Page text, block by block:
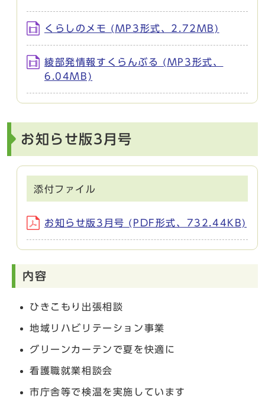
くらしのメモ (MP3形式、2.72MB)
綾部発情報すくらんぶる (MP3形式、
6.04MB)
お知らせ版3月号
添付ファイル
お知らせ版3月号 (PDF形式、732.44KB)
内容
ひきこもり出張相談
地域リハビリテーション事業
グリーンカーテンで夏を快適に
看護職就業相談会
市庁舎等で検温を実施しています